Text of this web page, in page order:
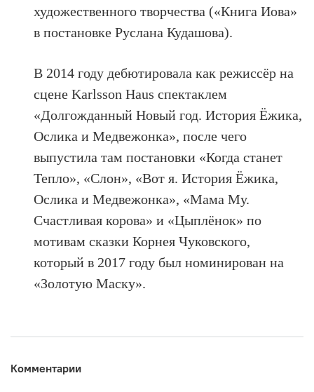
художественного творчества («Книга Иова»
в постановке Руслана Кудашова).
В 2014 году дебютировала как режиссёр на
сцене Karlsson Haus спектаклем
«Долгожданный Новый год. История Ёжика,
Ослика и Медвежонка», после чего
выпустила там постановки «Когда станет
Тепло», «Слон», «Вот я. История Ёжика,
Ослика и Медвежонка», «Мама Му.
Счастливая корова» и «Цыплёнок» по
мотивам сказки Корнея Чуковского,
который в 2017 году был номинирован на
«Золотую Маску».
Комментарии